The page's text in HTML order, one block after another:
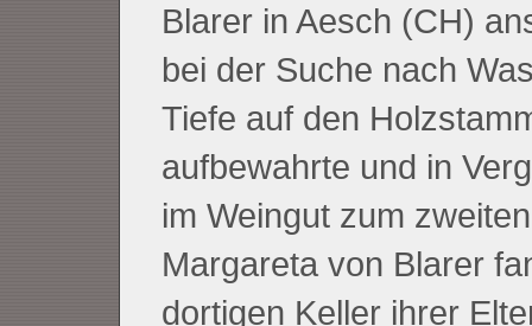
Blarer in Aesch (CH)
bei der Suche nach
Tiefe auf den
aufbewahrte und in
im Weingut zum
Margareta von Blarer
dortigen Keller ihrer